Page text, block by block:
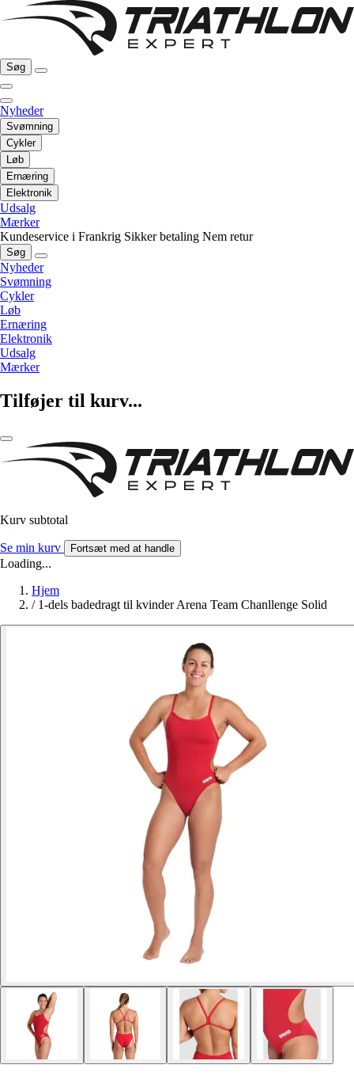
Søg
Nyheder
Svømning
Cykler
Løb
Ernæring
Elektronik
Udsalg
Mærker
Kundeservice i Frankrig Sikker betaling Nem retur
Søg
Nyheder
Svømning
Cykler
Løb
Ernæring
Elektronik
Udsalg
Mærker
Tilføjer til kurv...
Kurv subtotal
Se min kurv Fortsæt med at handle
Loading...
Hjem
/ 1-dels badedragt til kvinder Arena Team Chanllenge Solid